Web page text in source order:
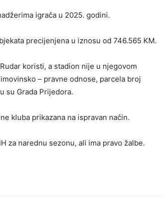
igrača u 2025. godini.
precijenjena u iznosu od 746.565 KM.
koristi, a stadion nije u njegovom
– pravne odnose, parcela broj
su Grada Prijedora.
kluba prikazana na ispravan način.
za narednu sezonu, ali ima pravo žalbe.